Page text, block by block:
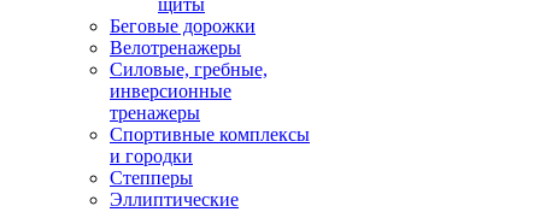
щиты
Беговые дорожки
Велотренажеры
Силовые, гребные,
инверсионные
тренажеры
Спортивные комплексы
и городки
Степперы
Эллиптические